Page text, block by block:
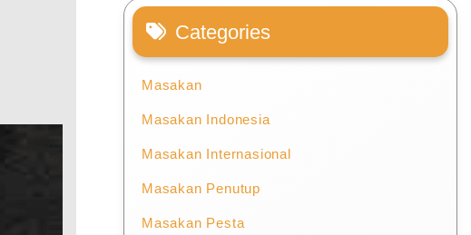
Categories
Masakan
Masakan Indonesia
Masakan Internasional
Masakan Penutup
Masakan Pesta